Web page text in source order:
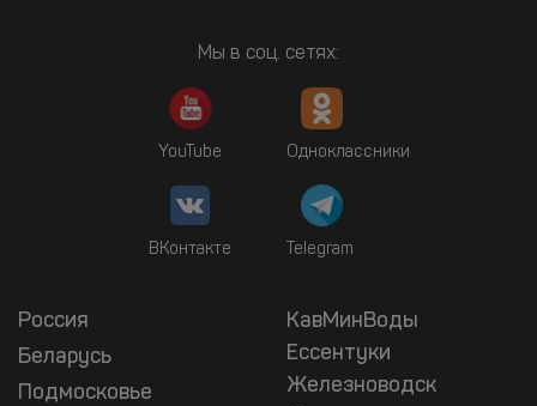
Мы в соц. сетях:
YouTube Одноклассники
ВКонтакте Telegram
Россия
Беларусь
Подмосковье
КавМинВоды
Ессентуки
Железноводск